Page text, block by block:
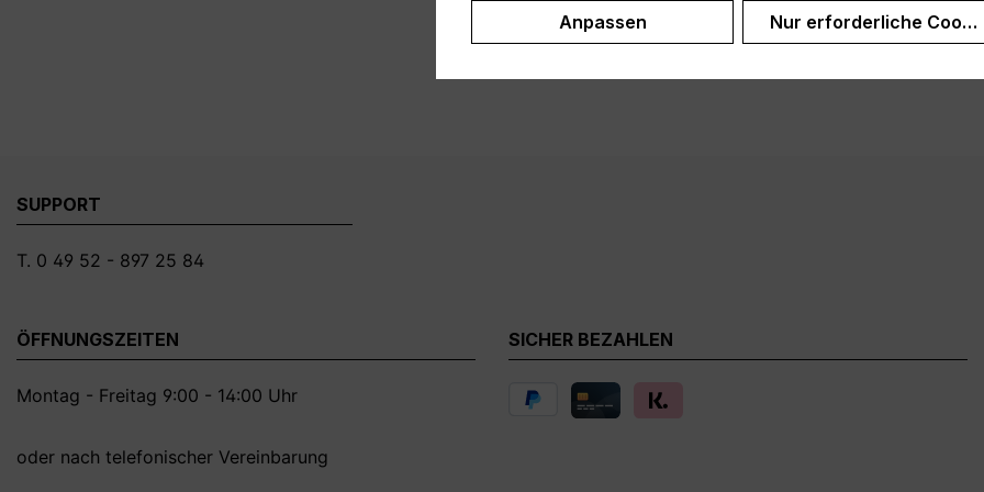
SUPPORT
T. 0 49 52 - 897 25 84
ÖFFNUNGSZEITEN
Montag - Freitag 9:00 - 14:00 Uhr
oder nach telefonischer Vereinbarung
SICHER BEZAHLEN
Anpassen Nur erforderliche